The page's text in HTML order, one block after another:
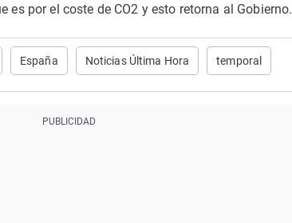
por el coste de CO2 y esto retorna al Gobierno.
España Noticias Última Hora temporal